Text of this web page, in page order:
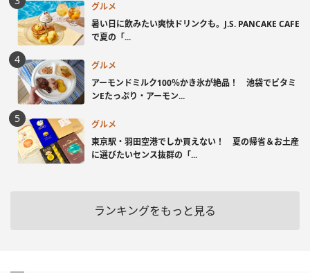
グルメ
暑い日に飲みたい爽快ドリンクも。J.S. PANCAKE CAFE
で夏の「...
グルメ
アーモンドミルク100％かき氷が絶品！ 池袋でビタミ
ンEたっぷり・アーモン...
グルメ
東京駅・羽田空港でしか買えない！ 夏の帰省＆お土産
に選びたいセンス抜群の「...
ランキングをもっと見る